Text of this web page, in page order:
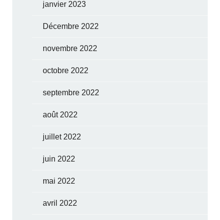
janvier 2023
Décembre 2022
novembre 2022
octobre 2022
septembre 2022
août 2022
juillet 2022
juin 2022
mai 2022
avril 2022